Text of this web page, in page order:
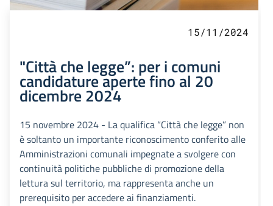
15/11/2024
"Città che legge”: per i comuni
candidature aperte fino al 20
dicembre 2024
15 novembre 2024 - La qualifica “Città che legge” non
è soltanto un importante riconoscimento conferito alle
Amministrazioni comunali impegnate a svolgere con
continuità politiche pubbliche di promozione della
lettura sul territorio, ma rappresenta anche un
prerequisito per accedere ai finanziamenti.